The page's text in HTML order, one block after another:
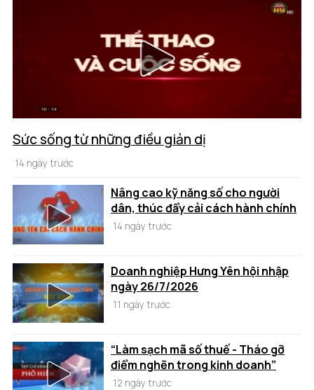
Sức sống từ những điều giản dị
14 ngày trước
Nâng cao kỹ năng số cho người
dân, thúc đẩy cải cách hành chính
14 ngày trước
Doanh nghiệp Hưng Yên hội nhập
ngày 26/7/2026
11 ngày trước
“Làm sạch mã số thuế - Tháo gỡ
điểm nghẽn trong kinh doanh”
12 ngày trước